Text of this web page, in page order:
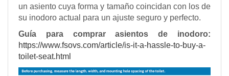
un asiento cuya forma y tamaño coincidan con los de
su inodoro actual para un ajuste seguro y perfecto.
Guía para comprar asientos de inodoro:
https://www.fsovs.com/article/is-it-a-hassle-to-buy-a-
toilet-seat.html